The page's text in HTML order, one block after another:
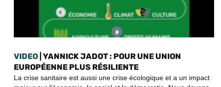
VIDEO | YANNICK JADOT : POUR UNE UNION
EUROPÉENNE PLUS RÉSILIENTE
La crise sanitaire est aussi une crise écologique et a un impact